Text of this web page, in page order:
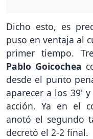
Dicho esto, es
puso en ventaja al
primer tiempo.
Pablo Goicochea
desde el punto
aparecer a los 39'
acción. Ya en el
anotó el segundo
decretó el 2-2 final.